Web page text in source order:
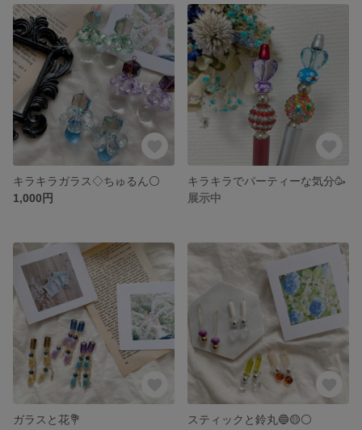
キラキラガラス◇ちゅるん⚪️
1,000円
キラキラでパーティーな気分🥳
展示中
ガラスと花💐
スティックと鈴丸🔵🟡⚪️